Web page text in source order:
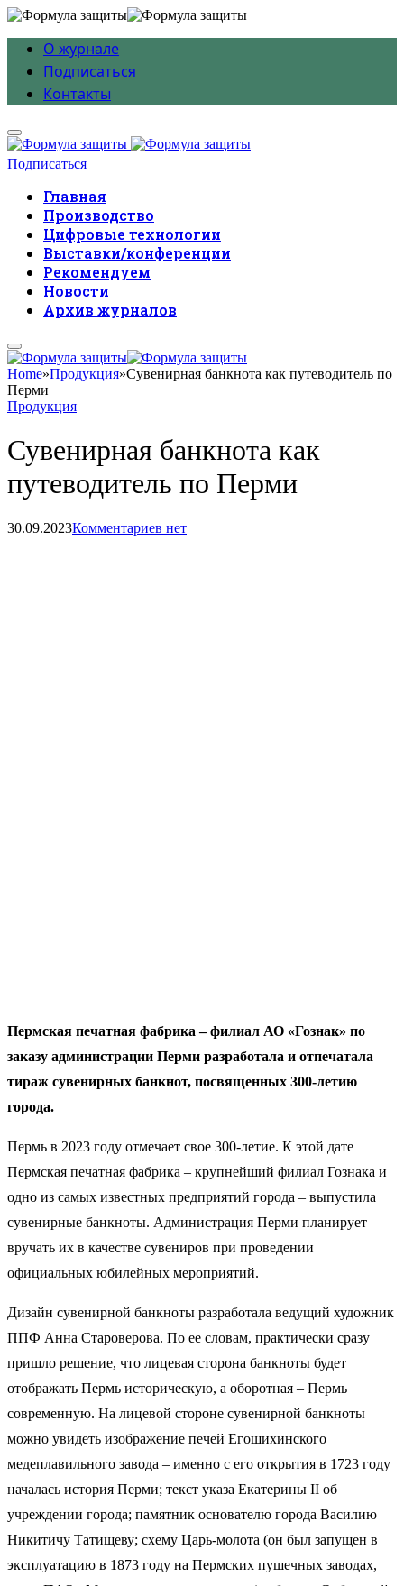
О журнале
Подписаться
Контакты
Подписаться
Главная
Производство
Цифровые технологии
Выставки/конференции
Рекомендуем
Новости
Архив журналов
Home»Продукция»Сувенирная банкнота как путеводитель по
Перми
Продукция
Сувенирная банкнота как
путеводитель по Перми
30.09.2023Комментариев нет
Пермская печатная фабрика – филиал АО «Гознак» по
заказу администрации Перми разработала и отпечатала
тираж сувенирных банкнот, посвященных 300-летию
города.
Пермь в 2023 году отмечает свое 300-летие. К этой дате
Пермская печатная фабрика – крупнейший филиал Гознака и
одно из самых известных предприятий города – выпустила
сувенирные банкноты. Администрация Перми планирует
вручать их в качестве сувениров при проведении
официальных юбилейных мероприятий.
Дизайн сувенирной банкноты разработала ведущий художник
ППФ Анна Староверова. По ее словам, практически сразу
пришло решение, что лицевая сторона банкноты будет
отображать Пермь историческую, а оборотная – Пермь
современную. На лицевой стороне сувенирной банкноты
можно увидеть изображение печей Егошихинского
медеплавильного завода – именно с его открытия в 1723 году
началась история Перми; текст указа Екатерины II об
учреждении города; памятник основателю города Василию
Никитичу Татищеву; схему Царь-молота (он был запущен в
эксплуатацию в 1873 году на Пермских пушечных заводах,